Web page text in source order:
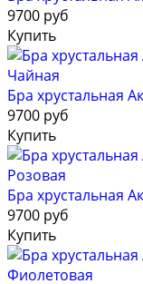
9700 руб
Купить
Бра хрустальная
9700 руб
Купить
Бра хрустальная
9700 руб
Купить